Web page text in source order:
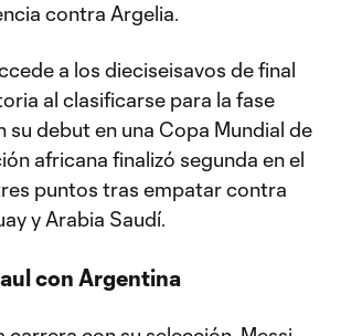
contra Argelia.
a los dieciseisavos de final
al clasificarse para la fase
su debut en una Copa Mundial de
africana finalizó segunda en el
puntos tras empatar contra
y Arabia Saudí.
con Argentina